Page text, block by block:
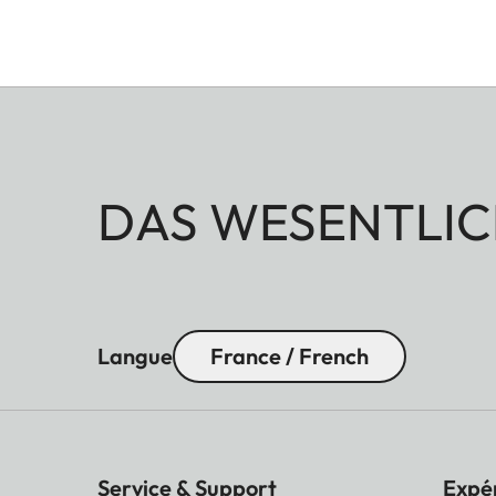
DAS
Langue France / French
Service & Support